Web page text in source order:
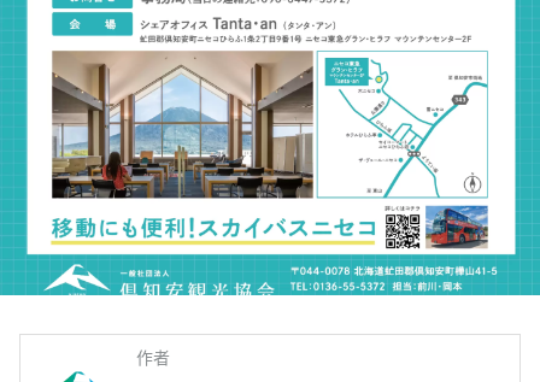
作者